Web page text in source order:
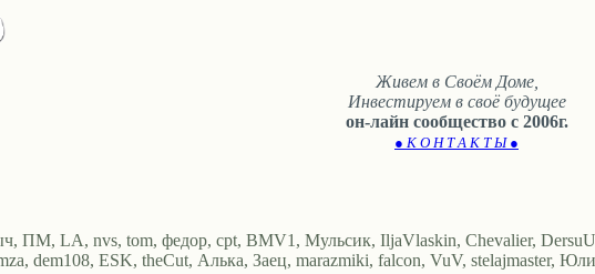
Живем в Своём Доме,
Инвестируем в своё будущее
он-лайн сообщество с 2006г.
● К О Н Т А К Т Ы ●
ПМ, LA, nvs, tom, федор, cpt, BMV1, Мульсик, IljaVlaskin, Chevalier,
dem108, ESK, theCut, Алька, Заец, marazmiki, falcon, VuV, stelajmaster,